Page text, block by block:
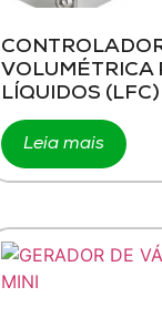
VOLUMÉTRICA
LÍQUIDOS
Leia mais